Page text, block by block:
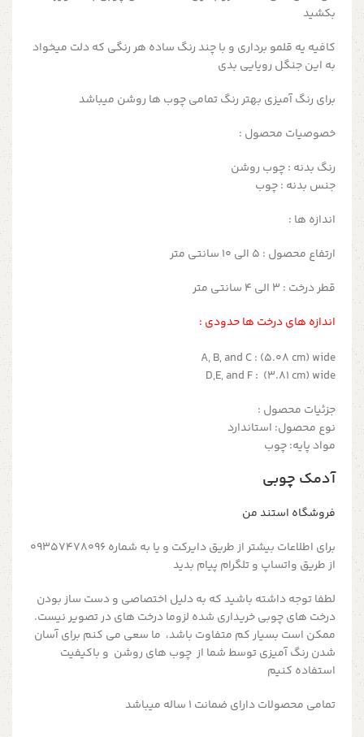
بکشید
کافیه یه قلمو برداری و با چند رنگ ساده هر رنگی که دلت میخواد
به این جنگل رویایی بدی
برای رنگ آمیزی بهتر رنگ تمامی چوب ها روشن میباشد
خصوصیات محصول :
رنگ بدنه : چوب روشن
جنس بدنه : چوب
اندازه ها :
ارتفاع محصول : 5 الی 10 سانتی متر
قطر درخت : 3 الی 4 سانتی متر
اندازه های درخت ها حدودی :
A, B, and C : (5.08 cm) wide
D,E, and F : (3.81 cm) wide
جزئیات محصول :
نوع محصول: استاندارد
مواد پایه: چوب
آدمک چوبی
فروشگاه استند من
برای اطلاعات بیشتر از طریق دایرکت و یا به شماره 09357478096
از طریق واتساپ و تلگرام پیام بدید
لطفا توجه داشته باشید که به دلیل اختصاصی و دست ساز بودن
درخت های چوبی خریداری شده لزوما درخت های در تصویر نیست.
ممکن است بسیار کم متفاوت باشد، ما سعی می کنم برای آسان
شدن رنگ آمیزی توسط شما از چوب های روشن و باکیفیت
استفاده کنیم
تمامی محصولات دارای ضمانت ۱ ساله میباشد